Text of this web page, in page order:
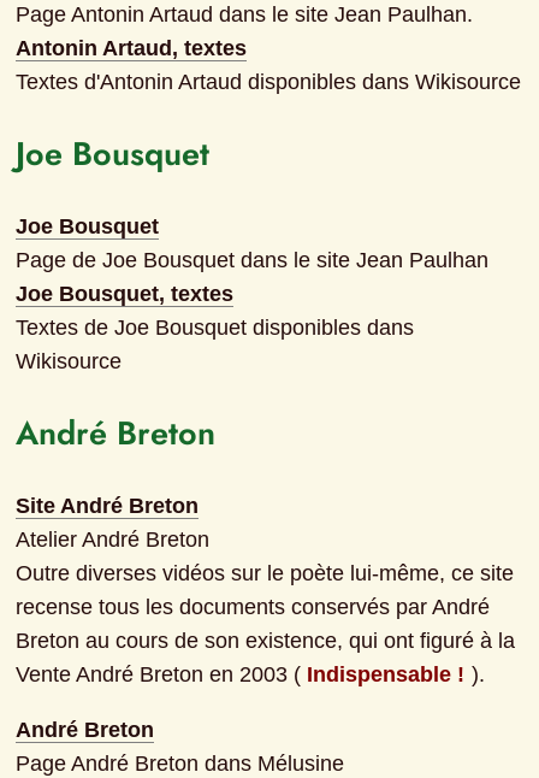
Page Antonin Artaud dans le site Jean Paulhan.
Antonin Artaud, textes
Textes d'Antonin Artaud disponibles dans Wikisource
Joe Bousquet
Joe Bousquet
Page de Joe Bousquet dans le site Jean Paulhan
Joe Bousquet, textes
Textes de Joe Bousquet disponibles dans
Wikisource
André Breton
Site André Breton
Atelier André Breton
Outre diverses vidéos sur le poète lui-même, ce site
recense tous les documents conservés par André
Breton au cours de son existence, qui ont figuré à la
Vente André Breton en 2003 ( Indispensable ! ).
André Breton
Page André Breton dans Mélusine